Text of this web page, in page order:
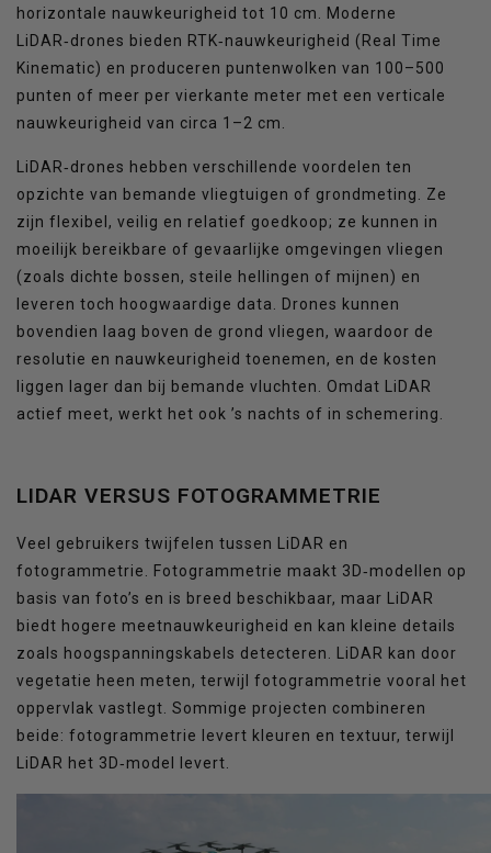
horizontale nauwkeurigheid tot 10 cm. Moderne
LiDAR‑drones bieden RTK‑nauwkeurigheid (Real Time
Kinematic) en produceren puntenwolken van 100–500
punten of meer per vierkante meter met een verticale
nauwkeurigheid van circa 1–2 cm.
LiDAR‑drones hebben verschillende voordelen ten
opzichte van bemande vliegtuigen of grondmeting. Ze
zijn flexibel, veilig en relatief goedkoop; ze kunnen in
moeilijk bereikbare of gevaarlijke omgevingen vliegen
(zoals dichte bossen, steile hellingen of mijnen) en
leveren toch hoogwaardige data. Drones kunnen
bovendien laag boven de grond vliegen, waardoor de
resolutie en nauwkeurigheid toenemen, en de kosten
liggen lager dan bij bemande vluchten. Omdat LiDAR
actief meet, werkt het ook ’s nachts of in schemering.
LIDAR VERSUS FOTOGRAMMETRIE
Veel gebruikers twijfelen tussen LiDAR en
fotogrammetrie. Fotogrammetrie maakt 3D‑modellen op
basis van foto’s en is breed beschikbaar, maar LiDAR
biedt hogere meetnauwkeurigheid en kan kleine details
zoals hoogspanningskabels detecteren. LiDAR kan door
vegetatie heen meten, terwijl fotogrammetrie vooral het
oppervlak vastlegt. Sommige projecten combineren
beide: fotogrammetrie levert kleuren en textuur, terwijl
LiDAR het 3D‑model levert.